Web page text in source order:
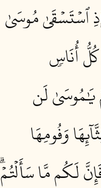
ٱسۡتَسۡقَىٰ مُوسَىٰ
أُنَاسٖ
يَٰمُوسَىٰ لَن
وَفُومِهَا
لَكُم مَّا سَأَلۡتُمۡۗ